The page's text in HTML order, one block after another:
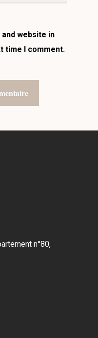
and website in
time I comment.
n°80,